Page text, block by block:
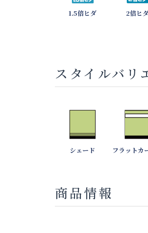
1.5倍ヒダ 2倍ヒ
スタイルバリ
シェード フラットカ
商品情報